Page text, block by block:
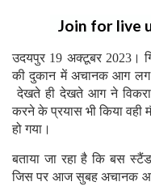
Join for live
उदयपुर 19 अक्टूबर 2023।
की दुकान में अचानक आग
देखते ही देखते आग ने
करने के प्रयास भी किया वही
हो गया।
बताया जा रहा है कि बस
जिस पर आज सुबह अचानक